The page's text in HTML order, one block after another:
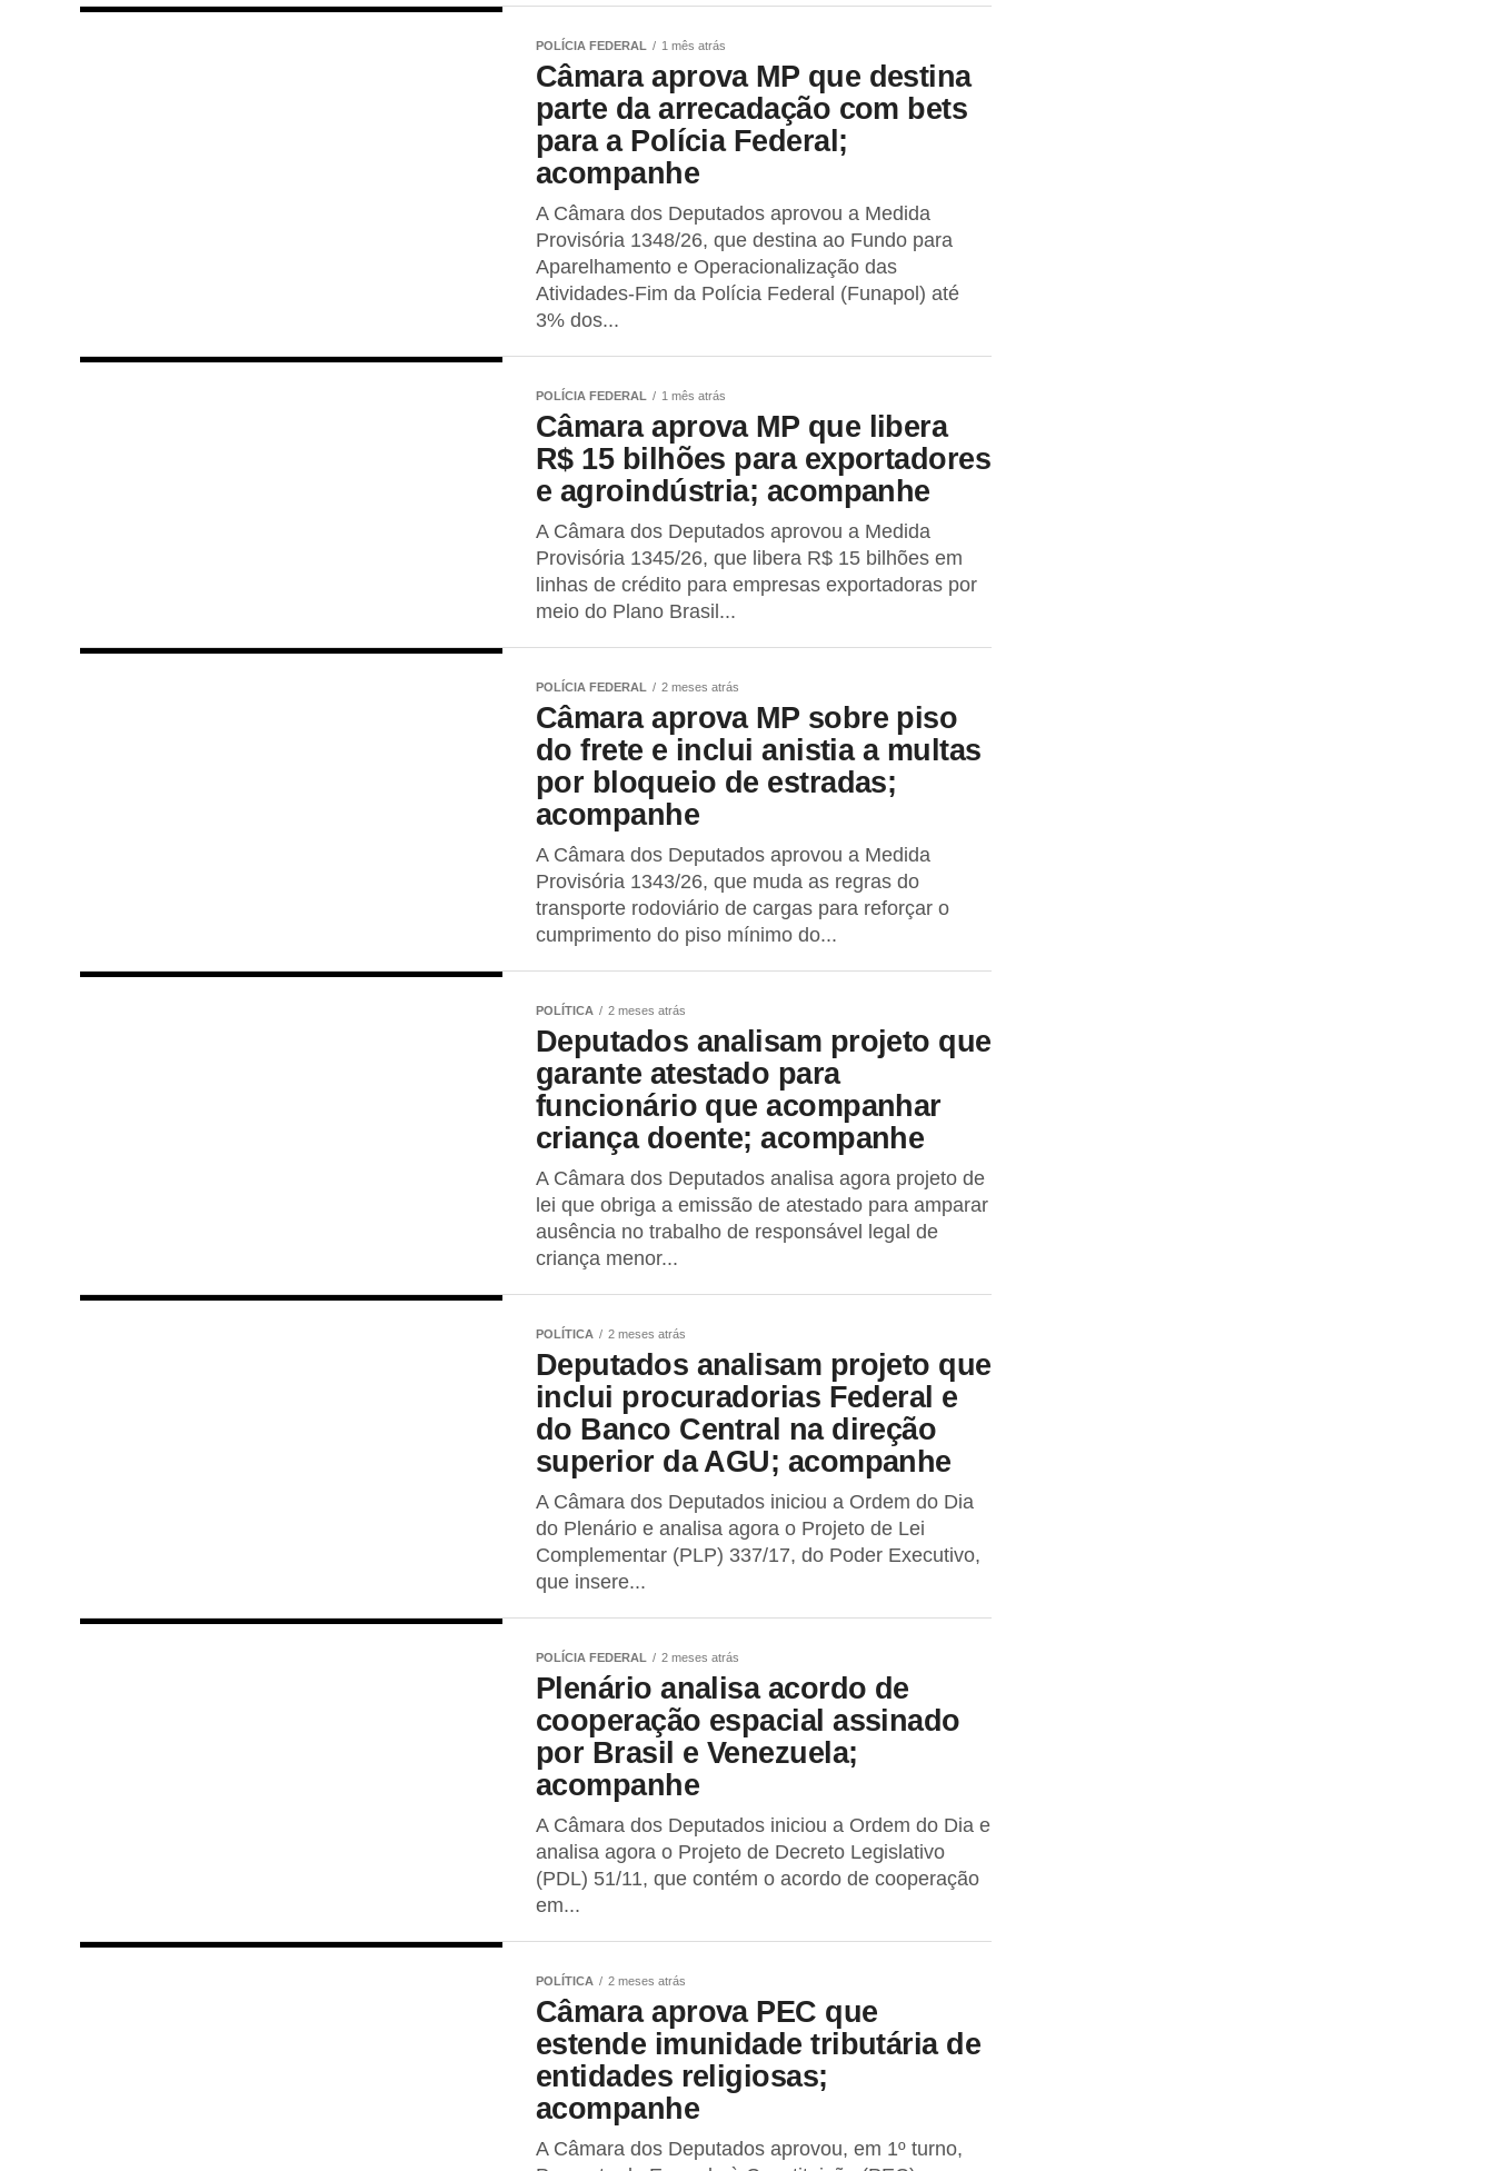
POLÍCIA FEDERAL 1 mês atrás
Câmara aprova MP que destina
parte da arrecadação com bets
para a Polícia Federal;
acompanhe
A Câmara dos Deputados aprovou a Medida
Provisória 1348/26, que destina ao Fundo para
Aparelhamento e Operacionalização das
Atividades-Fim da Polícia Federal (Funapol) até
3% dos...
POLÍCIA FEDERAL 1 mês atrás
Câmara aprova MP que libera
R$ 15 bilhões para exportadores
e agroindústria; acompanhe
A Câmara dos Deputados aprovou a Medida
Provisória 1345/26, que libera R$ 15 bilhões em
linhas de crédito para empresas exportadoras por
meio do Plano Brasil...
POLÍCIA FEDERAL 2 meses atrás
Câmara aprova MP sobre piso
do frete e inclui anistia a multas
por bloqueio de estradas;
acompanhe
A Câmara dos Deputados aprovou a Medida
Provisória 1343/26, que muda as regras do
transporte rodoviário de cargas para reforçar o
cumprimento do piso mínimo do...
POLÍTICA 2 meses atrás
Deputados analisam projeto que
garante atestado para
funcionário que acompanhar
criança doente; acompanhe
A Câmara dos Deputados analisa agora projeto de
lei que obriga a emissão de atestado para amparar
ausência no trabalho de responsável legal de
criança menor...
POLÍTICA 2 meses atrás
Deputados analisam projeto que
inclui procuradorias Federal e
do Banco Central na direção
superior da AGU; acompanhe
A Câmara dos Deputados iniciou a Ordem do Dia
do Plenário e analisa agora o Projeto de Lei
Complementar (PLP) 337/17, do Poder Executivo,
que insere...
POLÍCIA FEDERAL 2 meses atrás
Plenário analisa acordo de
cooperação espacial assinado
por Brasil e Venezuela;
acompanhe
A Câmara dos Deputados iniciou a Ordem do Dia e
analisa agora o Projeto de Decreto Legislativo
(PDL) 51/11, que contém o acordo de cooperação
em...
POLÍTICA 2 meses atrás
Câmara aprova PEC que
estende imunidade tributária de
entidades religiosas;
acompanhe
A Câmara dos Deputados aprovou, em 1º turno,